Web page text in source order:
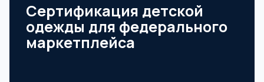
Сертификация детской
одежды для федерального
маркетплейса